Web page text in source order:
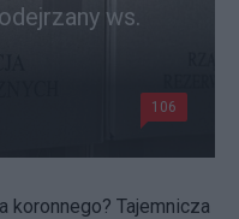
ws.
106
koronnego? Tajemnicza